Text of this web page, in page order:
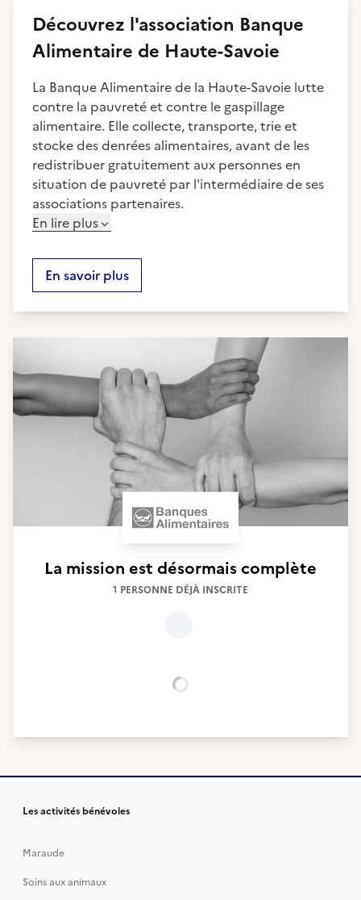
Découvrez l'association Banque
Alimentaire de Haute-Savoie
La Banque Alimentaire de la Haute-Savoie lutte
contre la pauvreté et contre le gaspillage
alimentaire. Elle collecte, transporte, trie et
stocke des denrées alimentaires, avant de les
redistribuer gratuitement aux personnes en
situation de pauvreté par l'intermédiaire de ses
associations partenaires.
En lire plus
En savoir plus
La mission est désormais complète
1 PERSONNE DÉJÀ INSCRITE
Les activités bénévoles
Maraude
Soins aux animaux